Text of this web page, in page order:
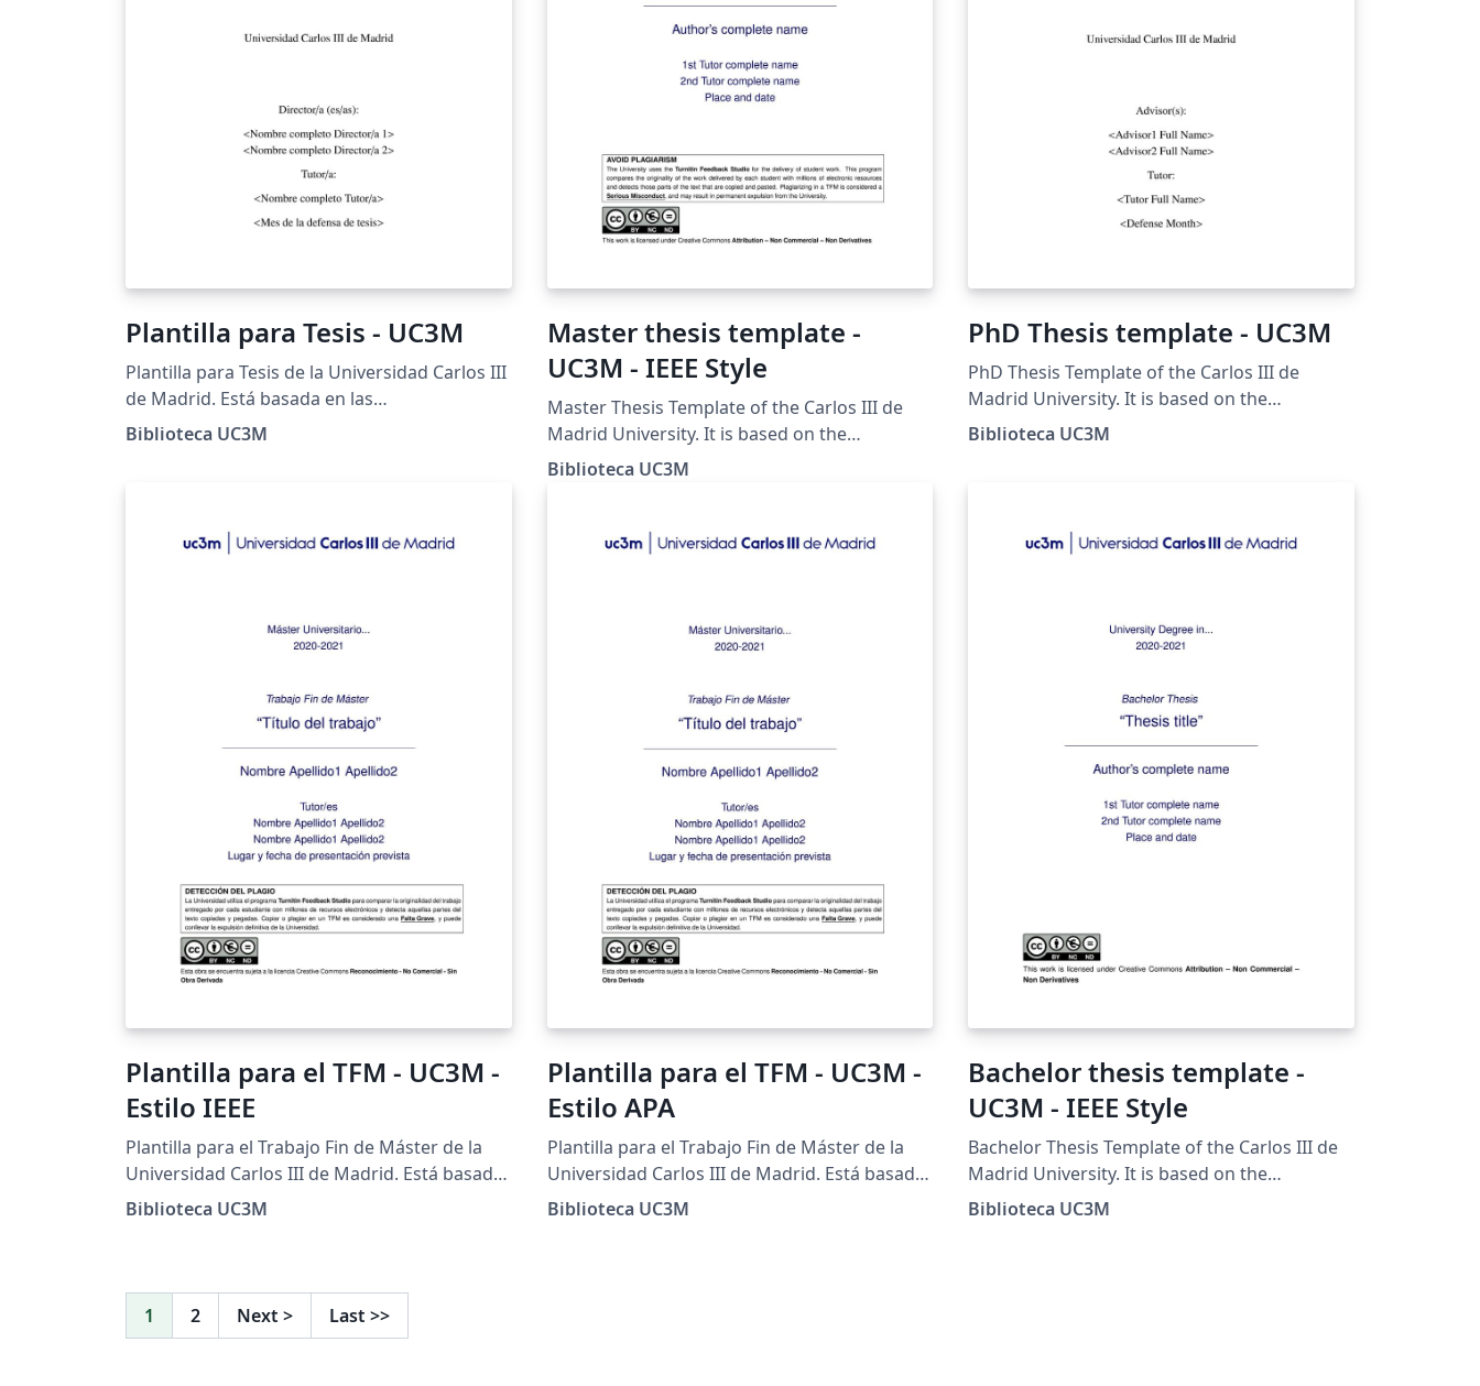
Plantilla para Tesis - UC3M
Plantilla para Tesis de la Universidad Carlos III
de Madrid. Está basada en las
recomendaciones de la Guía para la Tesis
Biblioteca UC3M
Master thesis template -
UC3M - IEEE Style
Master Thesis Template of the Carlos III de
Madrid University. It is based on the
recommendations for the IEEE style of the
Biblioteca UC3M
PhD Thesis template - UC3M
PhD Thesis Template of the Carlos III de
Madrid University. It is based on the
recommendations for the IEEE style of the
Biblioteca UC3M
Plantilla para el TFM - UC3M -
Estilo IEEE
Plantilla para el Trabajo Fin de Máster de la
Universidad Carlos III de Madrid. Está basada
en las recomendaciones para el estilo IEEE de
Biblioteca UC3M
Plantilla para el TFM - UC3M -
Estilo APA
Plantilla para el Trabajo Fin de Máster de la
Universidad Carlos III de Madrid. Está basada
en las recomendaciones para el estilo APA de
Biblioteca UC3M
Bachelor thesis template -
UC3M - IEEE Style
Bachelor Thesis Template of the Carlos III de
Madrid University. It is based on the
recommendations for the IEEE style of the
Biblioteca UC3M
1 2 Next > Last >>